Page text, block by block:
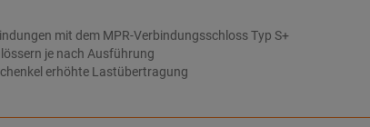
mit dem MPR-Verbindungsschloss Typ S+
je nach Ausführung
erhöhte Lastübertragung